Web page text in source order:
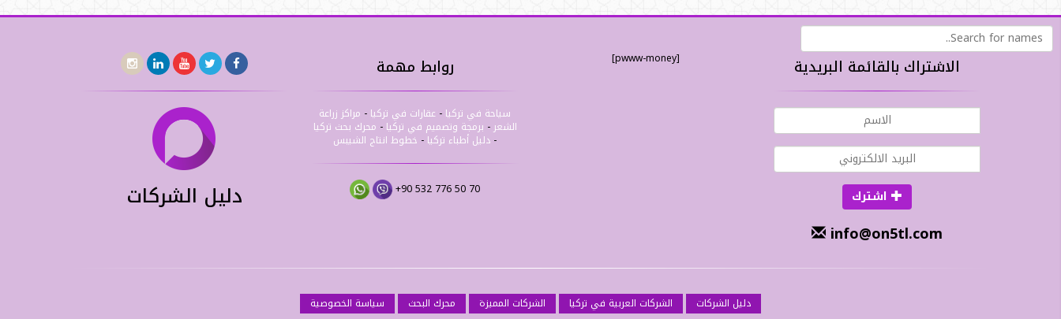
الاشتراك بالقائمة البريدية
اشترك
info@on5tl.com
[pwww-money] روابط مهمة
سياحة في تركيا - عقارات في تركيا - مراكز زراعة
الشعر - برمجة وتصميم في تركيا - محرك بحث تركيا
- دليل أطباء تركيا - خطوط انتاج الشيبس
+90 532 776 50 70 دليل الشركات
دليل الشركات الشركات العربية في تركيا الشركات المميزة محرك البحث سياسة الخصوصية